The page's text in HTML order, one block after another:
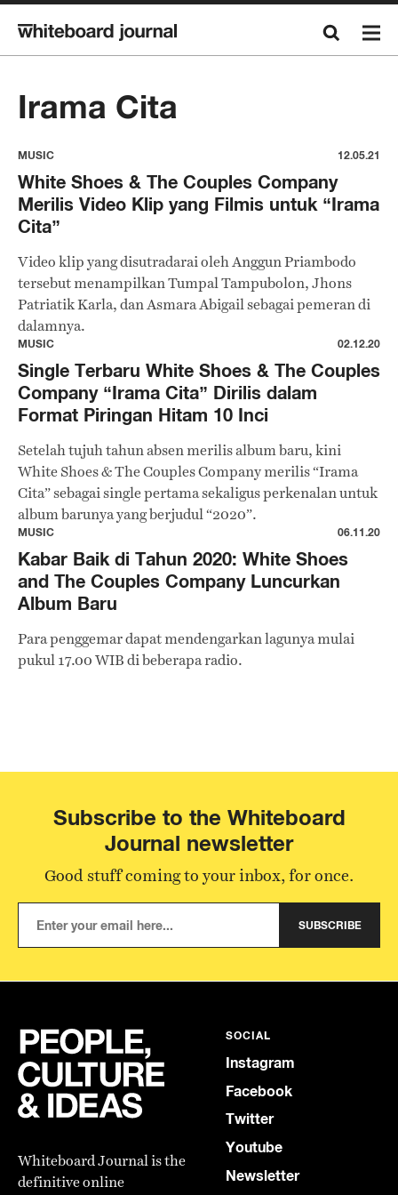
Irama Cita
MUSIC 12.05.21
White Shoes & The Couples Company
Merilis Video Klip yang Filmis untuk “Irama
Cita”
Video klip yang disutradarai oleh Anggun Priambodo
tersebut menampilkan Tumpal Tampubolon, Jhons
Patriatik Karla, dan Asmara Abigail sebagai pemeran di
dalamnya.
MUSIC 02.12.20
Single Terbaru White Shoes & The Couples
Company “Irama Cita” Dirilis dalam
Format Piringan Hitam 10 Inci
Setelah tujuh tahun absen merilis album baru, kini
White Shoes & The Couples Company merilis “Irama
Cita” sebagai single pertama sekaligus perkenalan untuk
album barunya yang berjudul “2020”.
MUSIC 06.11.20
Kabar Baik di Tahun 2020: White Shoes
and The Couples Company Luncurkan
Album Baru
Para penggemar dapat mendengarkan lagunya mulai
pukul 17.00 WIB di beberapa radio.
Subscribe to the Whiteboard
Journal newsletter
Good stuff coming to your inbox, for once.
SUBSCRIBE
Whiteboard Journal is the
definitive online
SOCIAL
Instagram
Facebook
Twitter
Youtube
Newsletter